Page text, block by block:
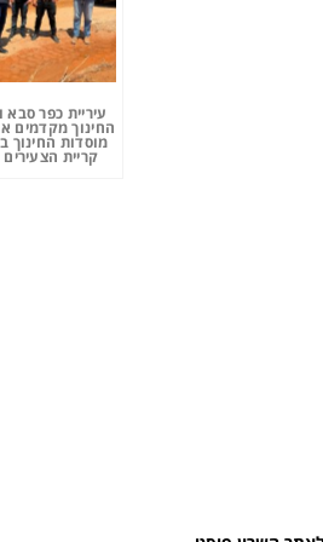
עיריית כפר
החינוך מקדמים
מוסדות החינוך
קריית